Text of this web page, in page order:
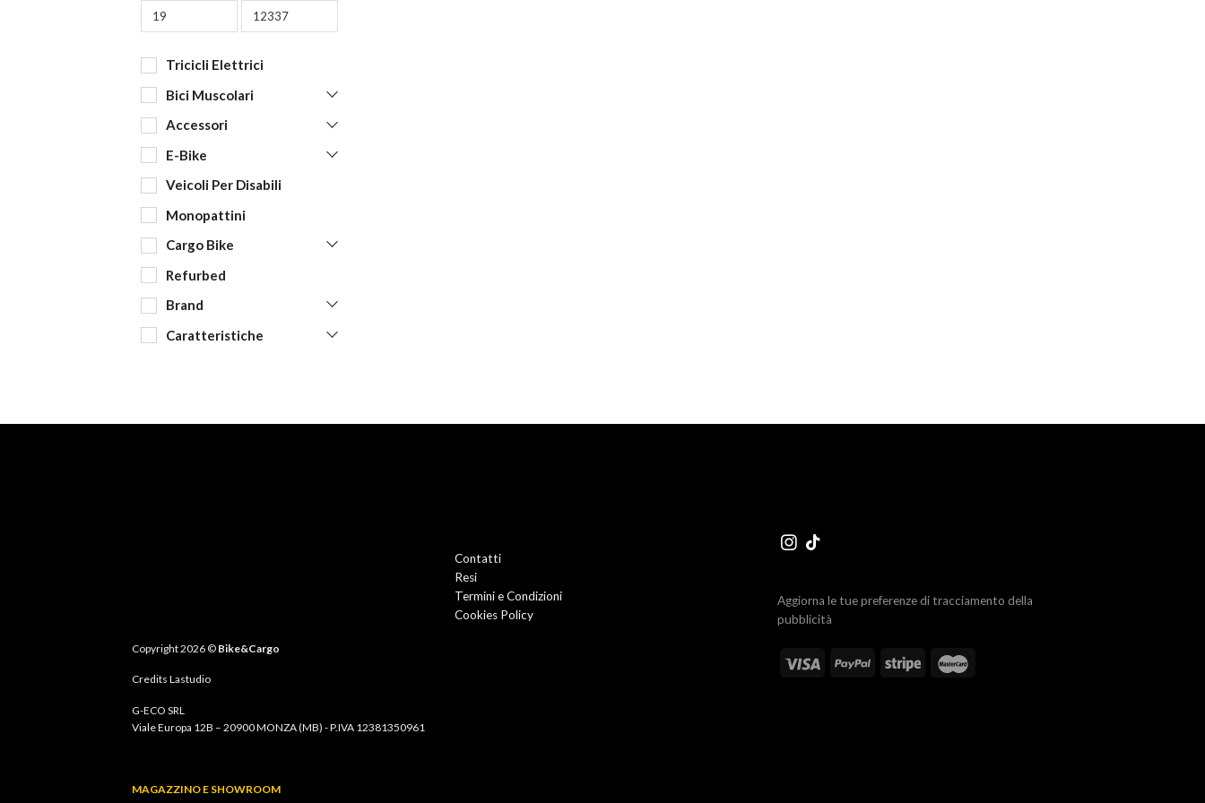
Tricicli Elettrici
Bici Muscolari
Accessori
E-Bike
Veicoli Per Disabili
Monopattini
Cargo Bike
Refurbed
Brand
Caratteristiche
Copyright 2026 © Bike&Cargo
Credits Lastudio
G-ECO SRL
Viale Europa 12B – 20900 MONZA (MB) - P.IVA 12381350961
MAGAZZINO E SHOWROOM
Contatti
Resi
Termini e Condizioni
Cookies Policy
Aggiorna le tue preferenze di tracciamento della
pubblicità